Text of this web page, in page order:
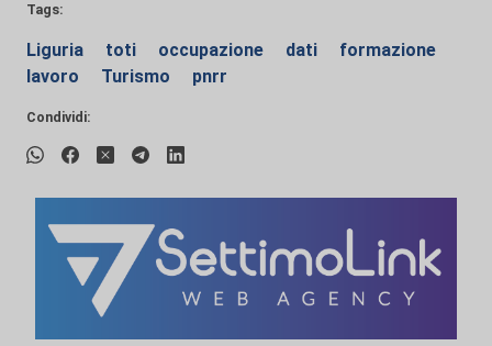
Tags:
Liguria toti occupazione dati
formazione
lavoro
Turismo pnrr
Condividi: